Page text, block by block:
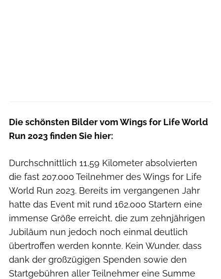
Die schönsten Bilder vom Wings for Life World
Run 2023 finden Sie hier:
Durchschnittlich 11,59 Kilometer absolvierten
die fast 207.000 Teilnehmer des Wings for Life
World Run 2023. Bereits im vergangenen Jahr
hatte das Event mit rund 162.000 Startern eine
immense Größe erreicht, die zum zehnjährigen
Jubiläum nun jedoch noch einmal deutlich
übertroffen werden konnte. Kein Wunder, dass
dank der großzügigen Spenden sowie den
Startgebühren aller Teilnehmer eine Summe